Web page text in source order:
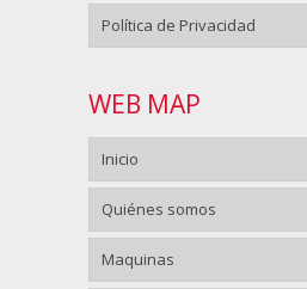
Política de Privacidad
WEB MAP
Inicio
Quiénes somos
Maquinas